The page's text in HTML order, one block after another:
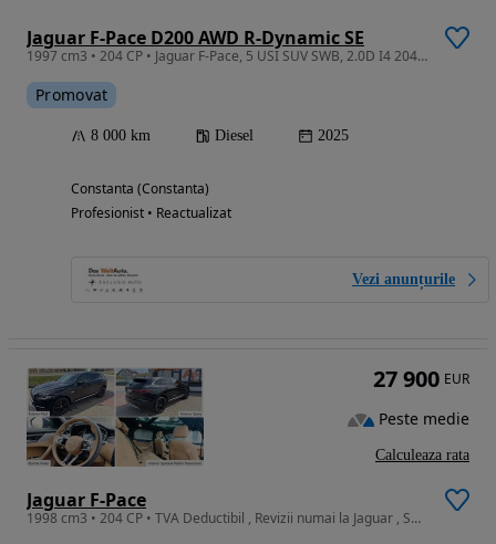
Jaguar F-Pace D200 AWD R-Dynamic SE
1997 cm3 • 204 CP • Jaguar F-Pace, 5 USI SUV SWB, 2.0D I4 204CP AWD Auto MHEV,
Promovat
8 000 km Diesel 2025
Constanta (Constanta)
Profesionist • Reactualizat
Vezi anunțurile
Jaguar F-Pace
1998 cm3 • 204 CP • TVA Deductibil , Revizii numai la Jaguar , Super Intretinuta !
27 900 EUR
Peste medie
Calculeaza rata